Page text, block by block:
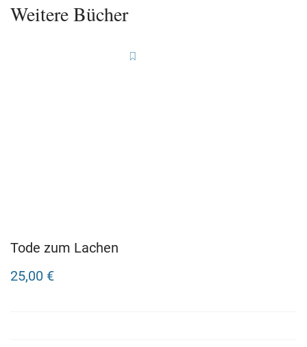
Weitere Bücher
Tode zum Lachen
25,00 €